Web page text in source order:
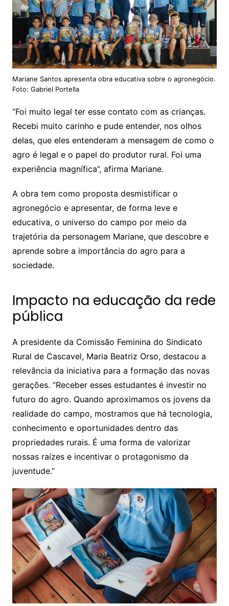
Mariane Santos apresenta obra educativa sobre o agronegócio.
Foto: Gabriel Portella
“Foi muito legal ter esse contato com as crianças.
Recebi muito carinho e pude entender, nos olhos
delas, que eles entenderam a mensagem de como o
agro é legal e o papel do produtor rural. Foi uma
experiência magnífica”, afirma Mariane.
A obra tem como proposta desmistificar o
agronegócio e apresentar, de forma leve e
educativa, o universo do campo por meio da
trajetória da personagem Mariane, que descobre e
aprende sobre a importância do agro para a
sociedade.
Impacto na educação da rede
pública
A presidente da Comissão Feminina do Sindicato
Rural de Cascavel, Maria Beatriz Orso, destacou a
relevância da iniciativa para a formação das novas
gerações. “Receber esses estudantes é investir no
futuro do agro. Quando aproximamos os jovens da
realidade do campo, mostramos que há tecnologia,
conhecimento e oportunidades dentro das
propriedades rurais. É uma forma de valorizar
nossas raízes e incentivar o protagonismo da
juventude.”